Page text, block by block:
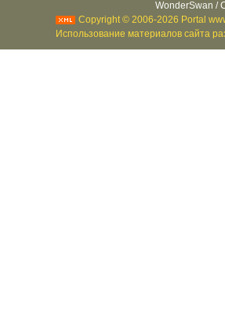
WonderSwan /
Copyright © 2006-2026 Portal
Использование материалов сайта